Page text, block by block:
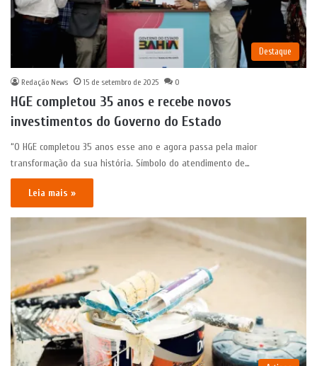
Destaque
Redação News 15 de setembro de 2025 0
HGE completou 35 anos e recebe novos
investimentos do Governo do Estado
“O HGE completou 35 anos esse ano e agora passa pela maior
transformação da sua história. Símbolo do atendimento de…
Leia mais »